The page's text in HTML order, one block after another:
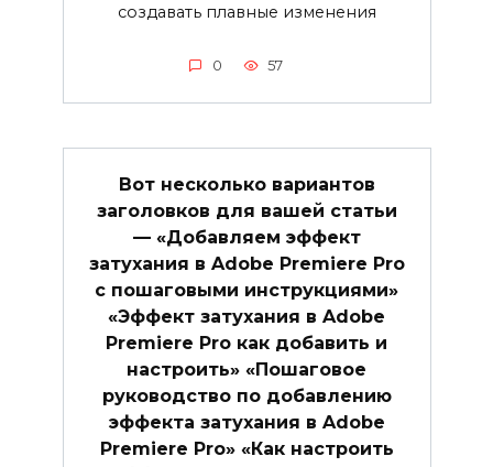
создавать плавные изменения
0 57
Вот несколько вариантов
заголовков для вашей статьи
— «Добавляем эффект
затухания в Adobe Premiere Pro
с пошаговыми инструкциями»
«Эффект затухания в Adobe
Premiere Pro как добавить и
настроить» «Пошаговое
руководство по добавлению
эффекта затухания в Adobe
Premiere Pro» «Как настроить